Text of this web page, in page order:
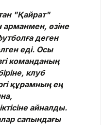
"Қайрат"
өзіне
деген
еді. Осы
команданың
клуб
құрамның ең
айналды.
сапындағы